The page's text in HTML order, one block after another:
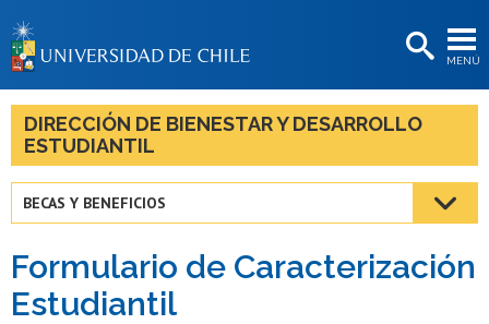
MENÚ
BIBLIOTECAS
LA UNIVERSIDAD
DIRECCIÓN DE BIENESTAR Y DESARROLLO
ESTUDIANTIL
BECAS Y BENEFICIOS
Formulario de Caracterización
Estudiantil